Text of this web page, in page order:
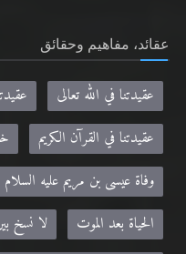
عقائد، مفاهيم وحقائق
عقيدتنا في الله تعالى
عقيدتنا في القرآن الكريم
وفاة عيسى بن مريم عليه السلام
الحياة بعد الموت
لا نسخ